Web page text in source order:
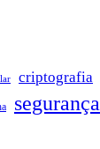
criptografia
segurança